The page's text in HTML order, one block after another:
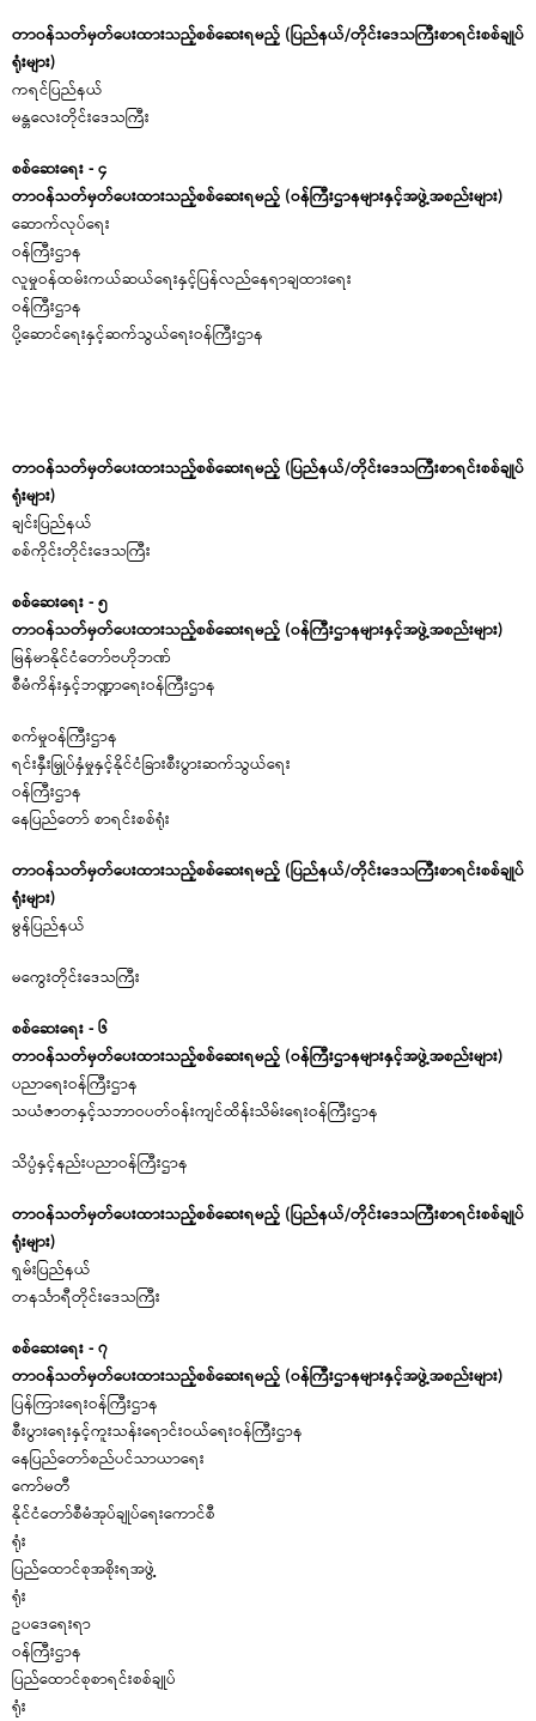
တာဝန်သတ်မှတ်ပေးထားသည့်စစ်ဆေးရမည့် (ပြည်နယ်/တိုင်းဒေသကြီးစာရင်းစစ်ချုပ်
ရုံးများ)
ကရင်ပြည်နယ်
မန္တလေးတိုင်းဒေသကြီး
စစ်ဆေးရေး - ၄
တာဝန်သတ်မှတ်ပေးထားသည့်စစ်ဆေးရမည့် (ဝန်ကြီးဌာနများနှင့်အဖွဲ့အစည်းများ)
ဆောက်လုပ်ရေး
ဝန်
လူမှုဝန်ထမ်းကယ်ဆယ်ရေးနှင့်ပြန်လည်နေရာချထားရေး
ဝန်ကြီ
ပို့ဆောင်ရေးနှင့်ဆက်သွယ်ရေးဝန်ကြီးဌာန
တာဝန်သတ်မှတ်ပေးထားသည့်စစ်ဆေးရမည့် (ပြည်နယ်/တိုင်းဒေသကြီးစာရင်းစစ်ချုပ်
ရုံးများ)
ချင်းပြည်နယ်
စစ်ကိုင်းတိုင်းဒေသကြီး
စစ်ဆေးရေး - ၅
တာဝန်သတ်မှတ်ပေးထားသည့်စစ်ဆေးရမည့် (ဝန်ကြီးဌာနများနှင့်အဖွဲ့အစည်းများ)
မြန်မာနိုင်ငံတော်ဗဟိုဘဏ်
စီမံကိန်းနှင့်ဘဏ္ဍာရေးဝန်ကြီးဌာန
စက်မှုဝန်ကြီးဌာန
ရင်းနှီးမြှုပ်နှံမှုနှင့်နိုင်ငံခြားစီးပွားဆက်သွယ်ရေး
ဝန်က
နေပြည်တော် စာရင်းစစ်ရုံး
တာဝန်သတ်မှတ်ပေးထားသည့်စစ်ဆေးရမည့် (ပြည်နယ်/တိုင်းဒေသကြီးစာရင်းစစ်ချုပ်
ရုံးများ)
မွန်ပြည်နယ်
မကွေးတိုင်းဒေသကြီး
စစ်ဆေးရေး - ၆
တာဝန်သတ်မှတ်ပေးထားသည့်စစ်ဆေးရမည့် (ဝန်ကြီးဌာနများနှင့်အဖွဲ့အစည်းများ)
ပညာရေးဝန်ကြီးဌာန
သယံဇာတနှင့်သဘာဝပတ်ဝန်းကျင်ထိန်းသိမ်းရေးဝန်ကြီးဌာန
သိပ္ပံနှင့်နည်းပညာဝန်ကြီးဌာန
တာဝန်သတ်မှတ်ပေးထားသည့်စစ်ဆေးရမည့် (ပြည်နယ်/တိုင်းဒေသကြီးစာရင်းစစ်ချုပ်
ရုံးများ)
ရှမ်းပြည်နယ်
တနင်္သာရီတိုင်းဒေသကြီး
စစ်ဆေးရေး - ၇
တာဝန်သတ်မှတ်ပေးထားသည့်စစ်ဆေးရမည့် (ဝန်ကြီးဌာနများနှင့်အဖွဲ့အစည်းများ)
ပြန်ကြားရေးဝန်ကြီးဌာန
စီးပွားရေးနှင့်ကူးသန်းရောင်းဝယ်ရေးဝန်ကြီးဌာန
နေပြည်တော်စည်ပင်သာယာရေး
ကေ
နိုင်ငံတော်စီမံအုပ်ချုပ်ရေးကောင်စီ
ပြည်ထောင်စုအစိုးရအဖွဲ့
ဥပဒေရေးရာ
ဝန်
ပြည်ထောင်စုစာရင်းစစ်ချုပ်